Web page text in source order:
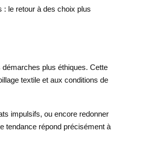
: le retour à des choix plus
plus éthiques. Cette
textile et aux conditions de
impulsifs, ou encore redonner
tendance répond précisément à